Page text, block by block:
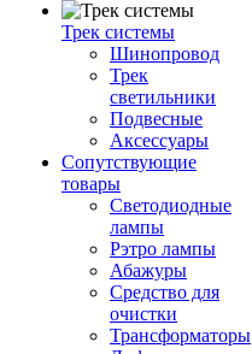
Трек системы
Шинопровод
Трек
светильники
Подвесные
Аксессуары
Сопутствующие
товары
Светодиодные
лампы
Рэтро лампы
Абажуры
Средство для
очистки
Трансформаторы